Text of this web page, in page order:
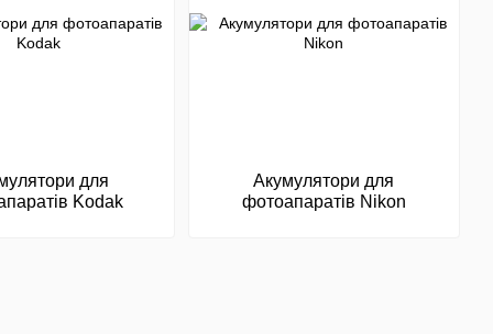
для
Kodak
Акумулятори для
фотоапаратів Nikon